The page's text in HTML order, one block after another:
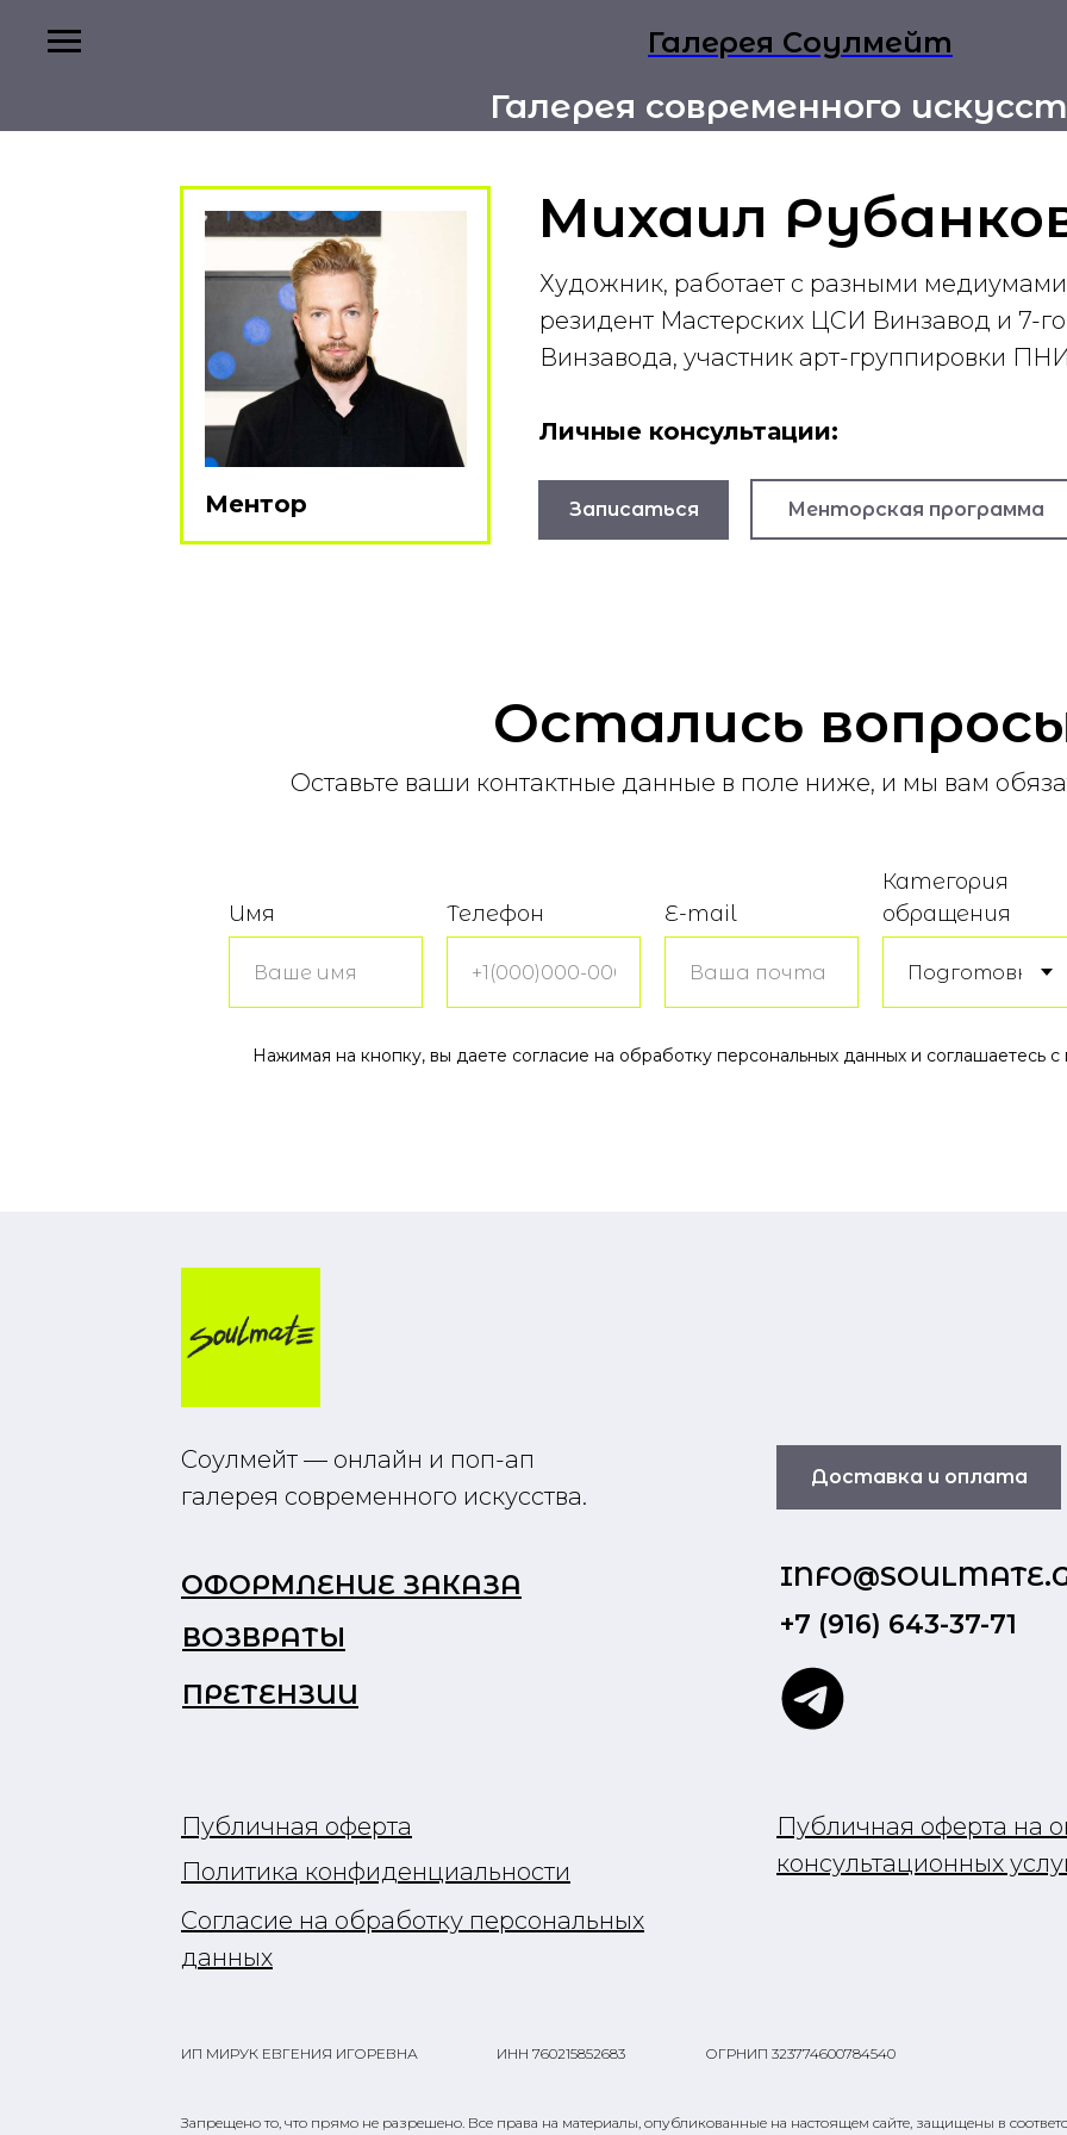
Галерея Соулмейт
Галерея современного
Ментор
Художник, работает с разными
резидент Мастерских ЦСИ Винзавод и 7-
Винзавода, участник арт-группировки
Личные консультации:
Михаил
Записаться Менторская программа
Остались
Оставьте ваши контактные данные в поле ниже, и мы вам
Имя Телефон E-mail
Категория
обращения
Нажимая на кнопку, вы даете согласие на обработку персональных данных и соглашаетесь
Запрещено то, что прямо не разрешено. Все права на материалы, опубликованные на настоящем сайте, защищены в
ИНН 760215852683 ОГРНИП 323774600784540
ИП МИРУК ЕВГЕНИЯ ИГОРЕВНА
Соулмейт — онлайн и поп-ап
галерея современного искусства.
Доставка и оплата
Публичная оферта на
консультационных
Публичная оферта
Согласие на обработку персональных
данных
Политика конфиденциальности
+7 (916) 643-37-71
ОФОРМЛЕНИЕ ЗАКАЗА
ВОЗВРАТЫ
ПРЕТЕНЗИИ